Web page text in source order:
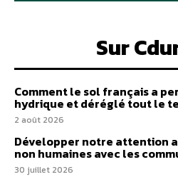
Sur
Comment le sol français a
hydrique et déréglé tout le
2 août 2026
Développer notre attention
non humaines avec les
30 juillet 2026